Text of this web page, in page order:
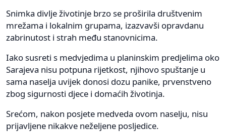
Snimka divlje životinje brzo se proširila društvenim
mrežama i lokalnim grupama, izazvavši opravdanu
zabrinutost i strah među stanovnicima.
Iako susreti s medvjedima u planinskim predjelima oko
Sarajeva nisu potpuna rijetkost, njihovo spuštanje u
sama naselja uvijek donosi dozu panike, prvenstveno
zbog sigurnosti djece i domaćih životinja.
Srećom, nakon posjete medveda ovom naselju, nisu
prijavljene nikakve neželjene posljedice.